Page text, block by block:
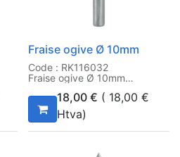
Fraise ogive Ø 10mm
Code : RK116032
Fraise ogive Ø 10mm
18,00€ ( 18,00 €
Htva)